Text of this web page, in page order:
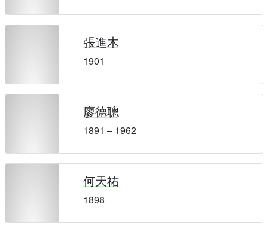
張進木
1901
廖德聰
1891 – 1962
何天祐
1898